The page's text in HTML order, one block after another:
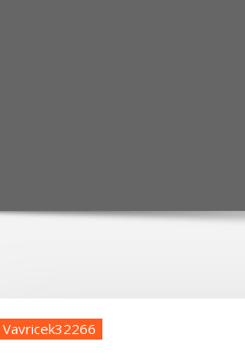
Vavricek32266